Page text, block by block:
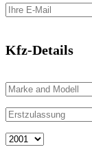
Kfz-Details